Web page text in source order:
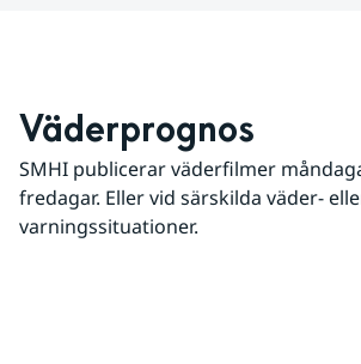
Väderprognos
SMHI publicerar väderfilmer
fredagar. Eller vid särskilda väder-
varningssituationer.